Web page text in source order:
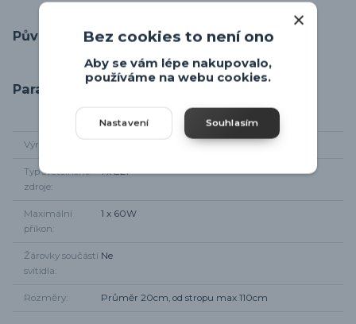
Původ zboží
Parametry
Výrobce
Typ světelného
zdroje
1 x E27
Maximální
příkon
1 x 60W
Žárovky součástí
svítidla
Ne
Rozměry Průměr 20cm, od stropu max 110cm
Bez cookies to není ono
Aby se vám lépe nakupovalo,
používáme na webu cookies.
Nastavení Souhlasím